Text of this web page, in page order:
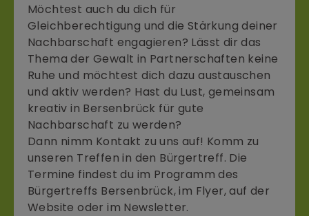
Möchtest auch du dich für
Gleichberechtigung und die Stärkung deiner
Nachbarschaft engagieren? Lässt dir das
Thema der Gewalt in Partnerschaften keine
Ruhe und möchtest dich dazu austauschen
und aktiv werden? Hast du Lust, gemeinsam
kreativ in Bersenbrück für gute
Nachbarschaft zu werden?
Dann nimm Kontakt zu uns auf! Komm zu
unseren Treffen in den Bürgertreff. Die
Termine findest du im Programm des
Bürgertreffs Bersenbrück, im Flyer, auf der
Website oder im Newsletter.